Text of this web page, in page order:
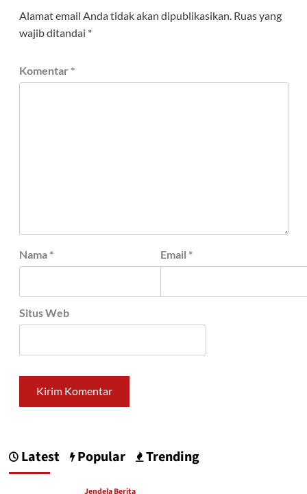
Alamat email Anda tidak akan dipublikasikan. Ruas yang
wajib ditandai *
Komentar *
Nama * Email *
Situs Web
Latest Popular Trending
Jendela Berita